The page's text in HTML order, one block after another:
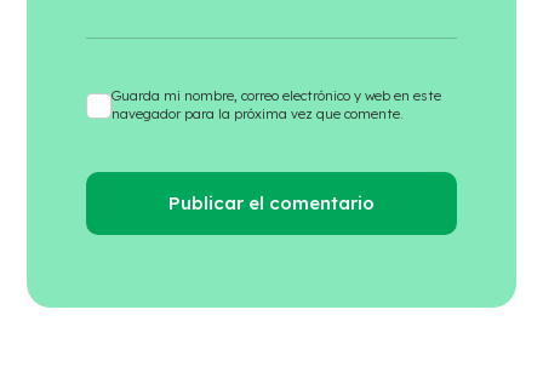
Guarda mi nombre, correo electrónico y web en este
navegador para la próxima vez que comente.